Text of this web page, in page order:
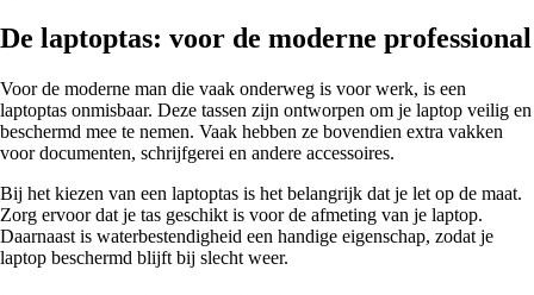
De laptoptas: voor de moderne professional
Voor de moderne man die vaak onderweg is voor werk, is een
laptoptas onmisbaar. Deze tassen zijn ontworpen om je laptop veilig en
beschermd mee te nemen. Vaak hebben ze bovendien extra vakken
voor documenten, schrijfgerei en andere accessoires.
Bij het kiezen van een laptoptas is het belangrijk dat je let op de maat.
Zorg ervoor dat je tas geschikt is voor de afmeting van je laptop.
Daarnaast is waterbestendigheid een handige eigenschap, zodat je
laptop beschermd blijft bij slecht weer.